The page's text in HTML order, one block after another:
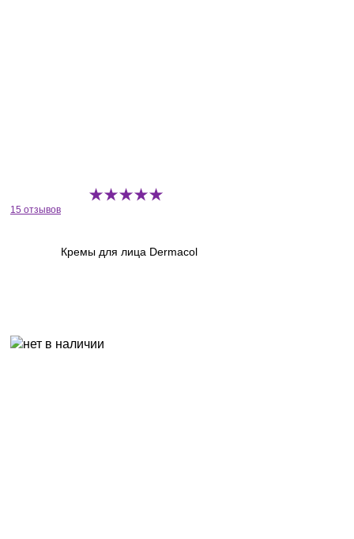
15 отзывов
Кремы для лица Dermacol